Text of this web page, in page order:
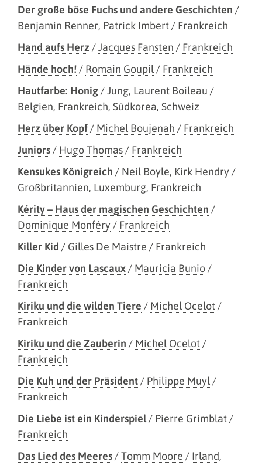
Der große böse Fuchs und andere Geschichten /
Benjamin Renner, Patrick Imbert/ Frankreich
Hand aufs Herz /Jacques Fansten / Frankreich
Hände hoch!/ Romain Goupil/ Frankreich
Hautfarbe: Honig/Jung, Laurent Boileau /
Belgien, Frankreich, Südkorea, Schweiz
Herz über Kopf/ Michel Boujenah / Frankreich
Juniors/ Hugo Thomas/ Frankreich
Kensukes Königreich / Neil Boyle, Kirk Hendry /
Großbritannien, Luxemburg, Frankreich
Kérity – Haus der magischen Geschichten /
Dominique Monféry / Frankreich
Killer Kid / Gilles De Maistre / Frankreich
Die Kinder von Lascaux/ Mauricia Bunio/
Frankreich
Kiriku und die wilden Tiere / Michel Ocelot/
Frankreich
Kiriku und die Zauberin / Michel Ocelot/
Frankreich
Die Kuh und der Präsident/ Philippe Muyl/
Frankreich
Die Liebe ist ein Kinderspiel/ Pierre Grimblat/
Frankreich
Das Lied des Meeres/Tomm Moore / Irland,